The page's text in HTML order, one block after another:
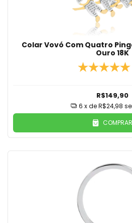
Colar Vovó Com Quatro
Ouro 18K
R$149,90
6 x deR$24,98
COMPRAR